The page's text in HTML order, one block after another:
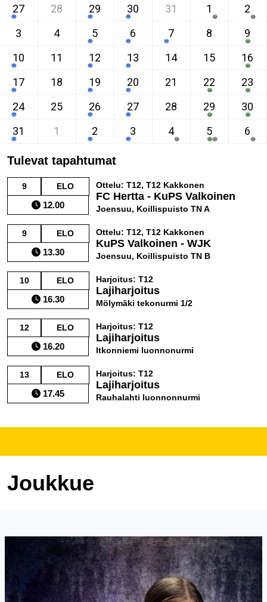
27
28 29 30 31 1
2
3
4 5 6 7 8
9
10
11 12 13 14 15
16
17
18 19 20 21 22
23
24
25 26 27 28 29
30
31
1 2 3 4 5 6
Tulevat tapahtumat
9 ELO
12.00
Ottelu: T12, T12 Kakkonen
FC Hertta - KuPS Valkoinen
Joensuu, Koillispuisto TN A
9 ELO
13.30
Ottelu: T12, T12 Kakkonen
KuPS Valkoinen - WJK
Joensuu, Koillispuisto TN B
10 ELO
16.30
Harjoitus: T12
Lajiharjoitus
Mölymäki tekonurmi 1/2
12 ELO
16.20
Harjoitus: T12
Lajiharjoitus
Itkonniemi luonnonurmi
13 ELO
17.45
Harjoitus: T12
Lajiharjoitus
Rauhalahti luonnonnurmi
Joukkue